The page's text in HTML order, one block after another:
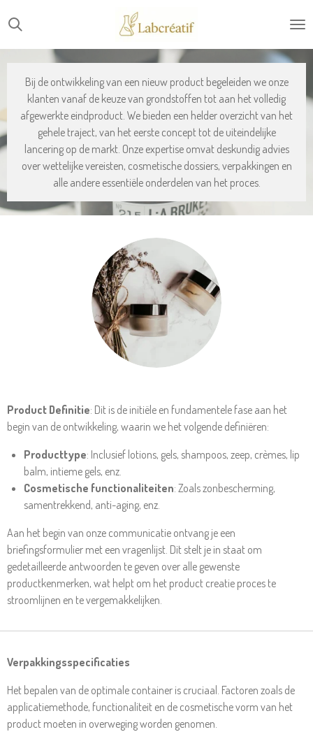
to
main
Bij de ontwikkeling van een nieuw product begeleiden we onze
klanten vanaf de keuze van grondstoffen tot aan het volledig
afgewerkte eindproduct. We bieden een helder overzicht van het
gehele traject, van het eerste concept tot de uiteindelijke
lancering op de markt. Onze expertise omvat deskundig advies
over wettelijke vereisten, cosmetische dossiers, verpakkingen en
alle andere essentiële onderdelen van het proces.
Product Definitie: Dit is de initiële en fundamentele fase aan het
begin van de ontwikkeling, waarin we het volgende definiëren:
Producttype: Inclusief lotions, gels, shampoos, zeep, crèmes, lip
balm, intieme gels, enz.
Cosmetische functionaliteiten: Zoals zonbescherming,
samentrekkend, anti-aging, enz.
Aan het begin van onze communicatie ontvang je een
briefingsformulier met een vragenlijst. Dit stelt je in staat om
gedetailleerde antwoorden te geven over alle gewenste
productkenmerken, wat helpt om het product creatie proces te
stroomlijnen en te vergemakkelijken.
Verpakkingsspecificaties
Het bepalen van de optimale container is cruciaal. Factoren zoals de
applicatiemethode, functionaliteit en de cosmetische vorm van het
product moeten in overweging worden genomen.